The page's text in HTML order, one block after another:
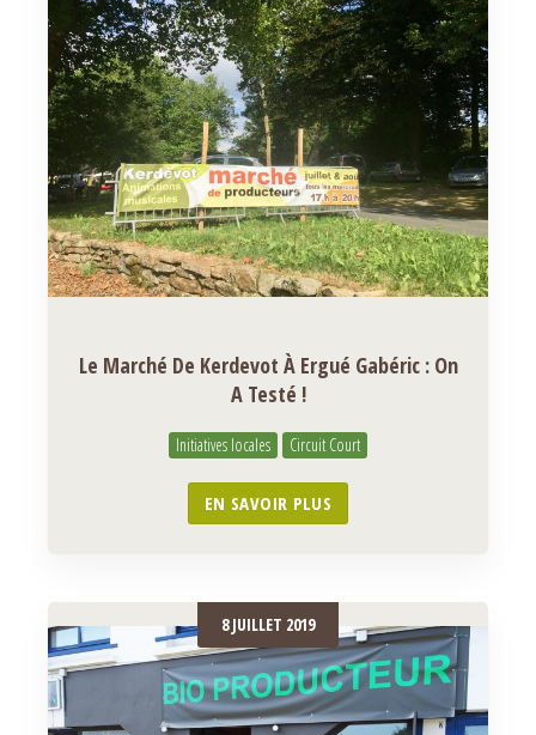
Le Marché De Kerdevot À Ergué Gabéric : On
A Testé !
Initiatives locales Circuit Court
EN SAVOIR PLUS
8 JUILLET 2019